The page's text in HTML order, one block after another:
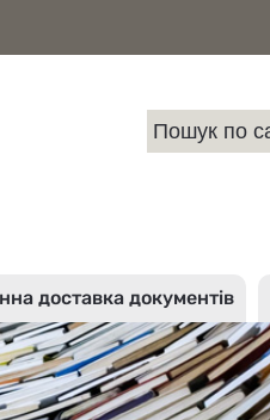
доставка документів